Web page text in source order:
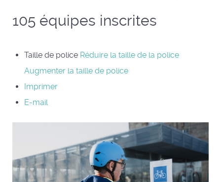
105 équipes inscrites
Taille de police Réduire la taille de la police
Augmenter la taille de police
Imprimer
E-mail